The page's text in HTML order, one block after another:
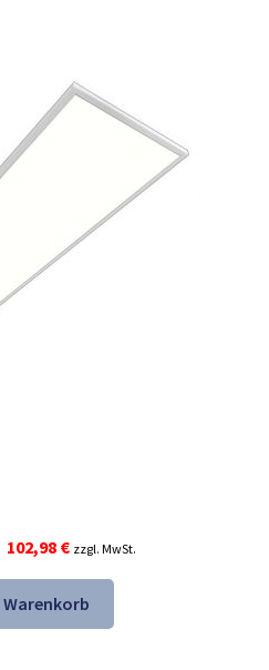
Ursprünglicher
€
102,98 €Aktueller
Preis
ist:
102,98 €.
zzgl. MwSt.
Warenkorb